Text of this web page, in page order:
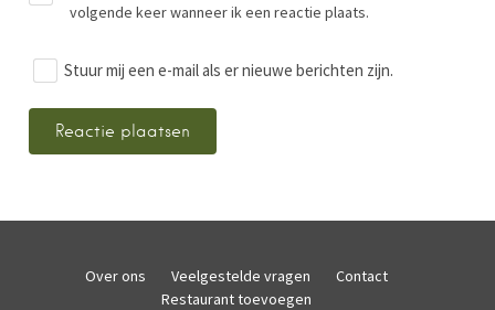
volgende keer wanneer ik een reactie plaats.
Stuur mij een e-mail als er nieuwe berichten zijn.
Over ons Veelgestelde vragen
Contact
Restaurant toevoegen